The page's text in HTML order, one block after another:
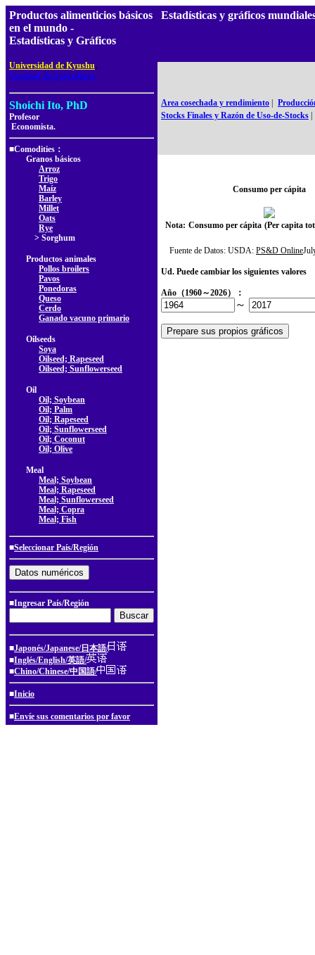
Productos alimenticios básicos
en el mundo -
Estadísticas y Gráficos
Universidad de Kyushu,
Facultad de Agricultura
Shoichi Ito, PhD
Profesor
Economista.
■Comodities：
Granos básicos
Arroz
Trigo
Maíz
Barley
Millet
Oats
Rye
> Sorghum
Productos animales
Pollos broilers
Pavos
Ponedoras
Queso
Cerdo
Ganado vacuno primario
Oilseeds
Soya
Oilseed; Rapeseed
Oilseed; Sunflowerseed
Oil
Oil; Soybean
Oil; Palm
Oil; Rapeseed
Oil; Sunflowerseed
Oil; Coconut
Oil; Olive
Meal
Meal; Soybean
Meal; Rapeseed
Meal; Sunflowerseed
Meal; Copra
Meal; Fish
■Seleccionar País/Región
■Ingresar País/Región
■Japonés/Japanese/日本語/
■Inglés/English/英語/
■Chino/Chinese/中国語/
■Inicio
■Envíe sus comentarios por favor
Estadísticas y gráficos
Area cosechada y rendimiento
Stocks Finales y Razón de Uso-de-Stocks
Consumo per cápita
Nota: Consumo per cápita (Per capita
Fuente de Datos: USDA: PS&D Online
Ud. Puede cambiar los siguientes valores
Año（1960～2026）：
～